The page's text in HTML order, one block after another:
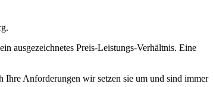
ausgezeichnetes Preis-Leistungs-Verhältnis. Eine
Ihre Anforderungen wir setzen sie um und sind immer